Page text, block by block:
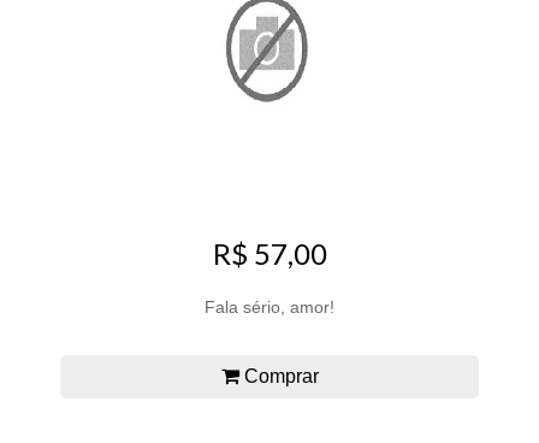
R$ 57,00
Fala sério, amor!
Comprar